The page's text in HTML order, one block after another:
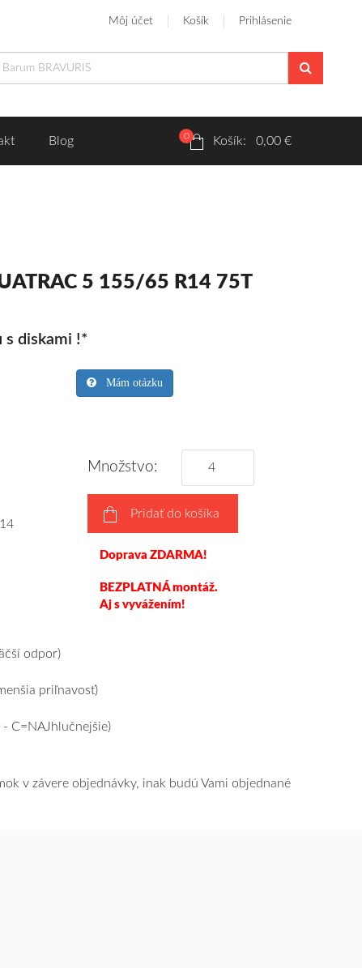
Môj účet Košík Prihlásenie
Blog 0 Košík: 0,00 €
5 155/65 R14 75T
s diskami !*
Mám otázku
Množstvo:
Pridať do košíka
Doprava ZDARMA!
BEZPLATNÁ montáž.
Aj s vyvážením!
odpor)
priľnavosť)
C=NAJhlučnejšie)
v závere objednávky, inak budú Vami objednané